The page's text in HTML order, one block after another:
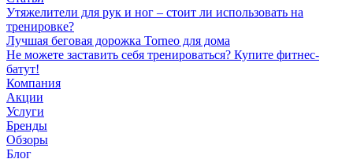
Утяжелители для рук и ног – стоит ли использовать на
тренировке?
Лучшая беговая дорожка Torneo для дома
Не можете заставить себя тренироваться? Купите фитнес-
батут!
Компания
Акции
Услуги
Бренды
Обзоры
Блог